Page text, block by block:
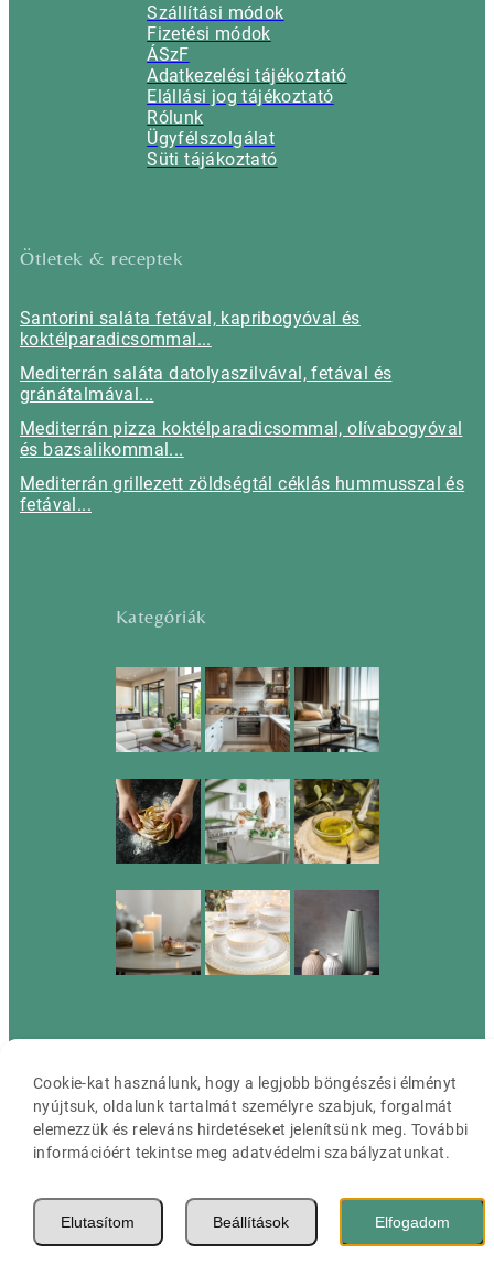
Szállítási módok
Fizetési módok
ÁSzF
Adatkezelési tájékoztató
Elállási jog tájékoztató
Rólunk
Ügyfélszolgálat
Süti tájákoztató
Ötletek & receptek
Santorini saláta fetával, kapribogyóval és
koktélparadicsommal...
Mediterrán saláta datolyaszilvával, fetával és
gránátalmával...
Mediterrán pizza koktélparadicsommal, olívabogyóval
és bazsalikommal...
Mediterrán grillezett zöldségtál céklás hummusszal és
fetával...
Kategóriák
Cookie-kat használunk, hogy a legjobb böngészési élményt
nyújtsuk, oldalunk tartalmát személyre szabjuk, forgalmát
elemezzük és releváns hirdetéseket jelenítsünk meg. További
információért tekintse meg adatvédelmi szabályzatunkat.
Elfogadom
Beállítások
Elutasítom